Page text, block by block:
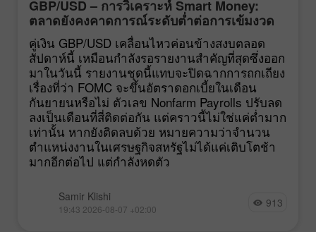
GBP/USD – การวิเคราะห์ Smart Money:
ตลาดยังคงคาดการณ์ระดับต่ำต่อการเข้มงวด
นโยบายของ FOMC
คู่เงิน GBP/USD เคลื่อนไหวค่อนข้างสงบตลอด
สัปดาห์นี้ เหมือนกำลังรอรายงานสำคัญที่สุดซึ่งออก
มาในวันนี้ รายงานชุดนี้แทบจะปิดฉากการถกเถียง
เรื่องที่ว่า FOMC จะขึ้นอัตราดอกเบี้ยในเดือน
กันยายนหรือไม่ ตัวเลข Nonfarm Payrolls ปรับลด
ลงเป็นเดือนที่สี่ติดต่อกัน แต่คราวนี้ไม่ใช่แค่ต่ำมาก
เท่านั้น หากยังติดลบด้วย หมายความว่าจำนวน
ตำแหน่งงานในเศรษฐกิจสหรัฐไม่ได้แค่เติบโตช้า
มากอีกต่อไป แต่กำลังหดตัว
Samir Klishi
19:43 2026-08-07 +02:00 913